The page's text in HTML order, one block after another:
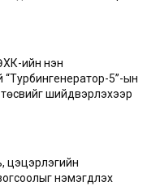
ийн нэн
5”-ын
шийдвэрлэхээр
цэцэрлэгийн
нэмэгдүүлэх